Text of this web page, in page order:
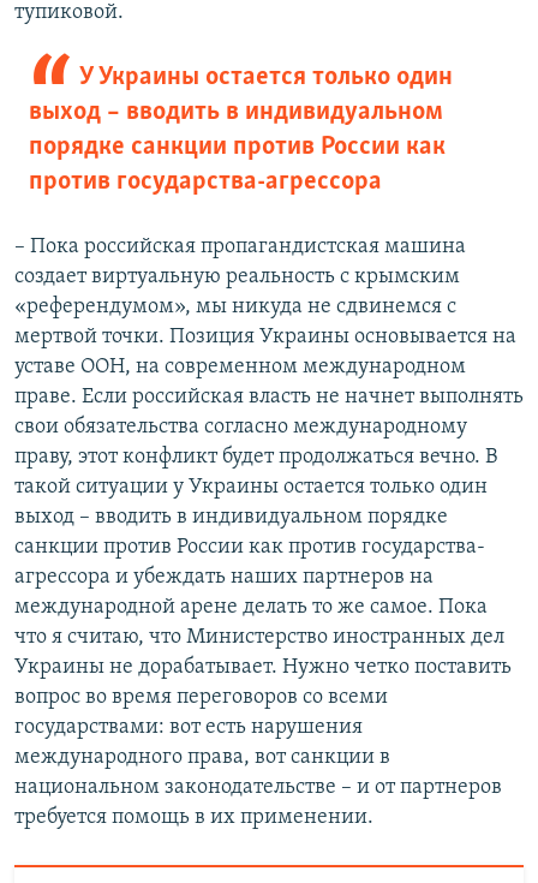
тупиковой.
У Украины остается только один
выход – вводить в индивидуальном
порядке санкции против России как
против государства-агрессора
– Пока российская пропагандистская машина
создает виртуальную реальность с крымским
«референдумом», мы никуда не сдвинемся с
мертвой точки. Позиция Украины основывается на
уставе ООН, на современном международном
праве. Если российская власть не начнет выполнять
свои обязательства согласно международному
праву, этот конфликт будет продолжаться вечно. В
такой ситуации у Украины остается только один
выход – вводить в индивидуальном порядке
санкции против России как против государства-
агрессора и убеждать наших партнеров на
международной арене делать то же самое. Пока
что я считаю, что Министерство иностранных дел
Украины не дорабатывает. Нужно четко поставить
вопрос во время переговоров со всеми
государствами: вот есть нарушения
международного права, вот санкции в
национальном законодательстве – и от партнеров
требуется помощь в их применении.